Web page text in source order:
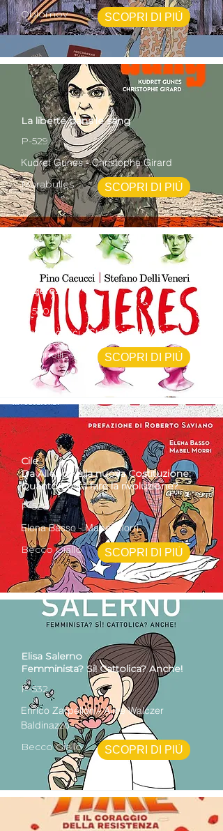
Oblomov SCOPRI DI PIÙ
La liberté dans le sang
P-529
Kudret Gunes - Christophe Girard
Marabulles
SCOPRI DI PIÙ
Mujeres
P-530
Pino Cacucci - Stefano Delli Veneri
Feltrinelli
SCOPRI DI PIÙ
Cile
Da Allende alla nuova Costituzione:
Quanto costa fare la rivoluzione?
P-528
Elena Basso - Mabel Morri
Becco Giallo
SCOPRI DI PIÙ
Elisa Salerno
Femminista? Si! Cattolica? Anche!
P-532
Enrico Zarpellon - Alice Walczer
Baldinazzo
Becco Giallo
SCOPRI DI PIÙ